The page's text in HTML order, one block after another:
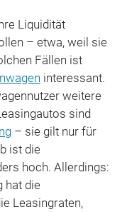
Liquidität
– etwa, weil sie
Fällen ist
interessant.
weitere
sind
– sie gilt nur für
ist die
hoch. Allerdings:
hat die
Leasingraten,